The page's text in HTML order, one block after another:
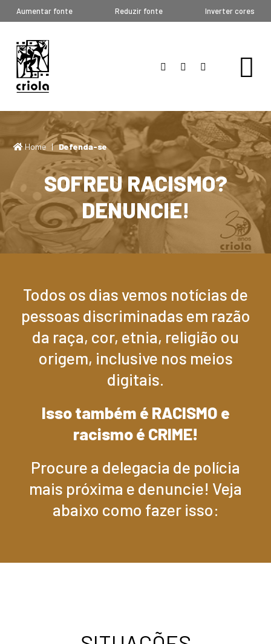
Aumentar fonte Reduzir fonte Inverter cores
Home|Defenda-se
SOFREU RACISMO?
DENUNCIE!
Todos os dias vemos notícias de
pessoas discriminadas em razão
da raça, cor, etnia, religião ou
origem, inclusive nos meios
digitais.
Isso também é RACISMO e
racismo é CRIME!
Procure a delegacia de polícia
mais próxima e denuncie! Veja
abaixo como fazer isso: